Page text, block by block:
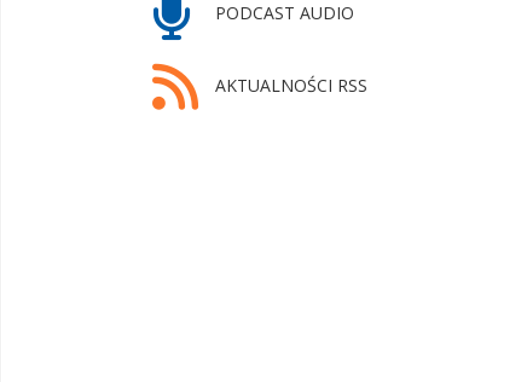
PODCAST AUDIO
AKTUALNOŚCI RSS